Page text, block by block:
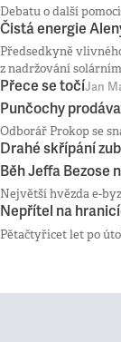
Debatu o další
Čistá energie
Předsedkyně
z nadržování
Přece se točíJan
Punčochy
Odborář Prokop se
Drahé skřípání
Největší hvězda e-
Nepřítel na
Pětačtyřicet let po